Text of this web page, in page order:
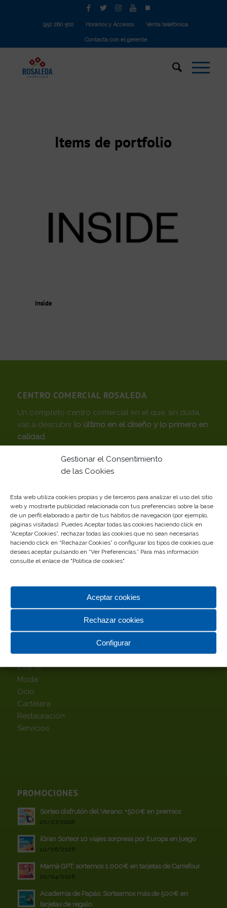
Gestionar el Consentimiento
de las Cookies
Esta web utiliza cookies propias y de terceros para analizar el uso del sitio
web y mostrarte publicidad relacionada con tus preferencias sobre la base
de un perfil elaborado a partir de tus hábitos de navegación (por ejemplo,
páginas visitadas). Puedes Aceptar todas las cookies haciendo click en
“Aceptar Cookies”, rechazar todas las cookies que no sean necesarias
haciendo click en “Rechazar Cookies” o configurar los tipos de cookies que
deseas aceptar pulsando en “Ver Preferencias.” Para más información
consulte el enlace de "Política de cookies".
Aceptar cookies
Rechazar cookies
Configurar
952 280 500 Horarios y Accesos Venta telefónica
Contacta con el gerente
Items de portfolio
Inside
CENTRO COMERCIAL ROSALEDA
Un completo centro comercial en el que, sin duda,
vas a descubrir lo último en el diseño y lo primero en
calidad.
Tu centro comercial de siempre… Desde siempre con
TOP CATEGORÍAS
Alimentación
Deportes
Hogar
Infantil
Moda
Ocio
Cartelera
Restauración
Servicios
PROMOCIONES
Sorteo disfrutón del Verano: +500€ en premios
20/07/2026
¡Gran Sorteo! 10 viajes sorpresa por Europa en juego
10/06/2026
Mamá GPT: sortemos 1.000€ en tarjetas de Carrefour
20/04/2026
Academia de Papás: Sorteamos más de 500€ en
tarjetas de regalo